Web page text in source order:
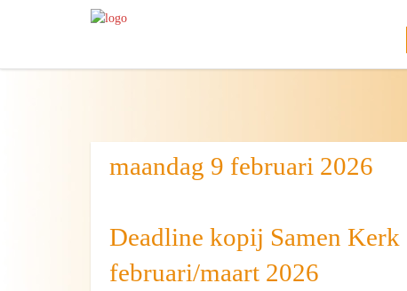
maandag 9 februari 2026
Deadline kopij Samen Kerk
februari/maart 2026